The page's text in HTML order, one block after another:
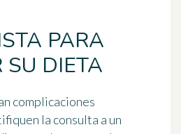
PARA
SU DIETA
complicaciones
la consulta a un